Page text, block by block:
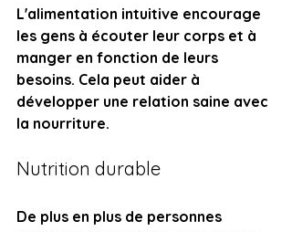
L'alimentation intuitive encourage
les gens à écouter leur corps et à
manger en fonction de leurs
besoins. Cela peut aider à
développer une relation saine avec
la nourriture.
Nutrition durable
De plus en plus de personnes